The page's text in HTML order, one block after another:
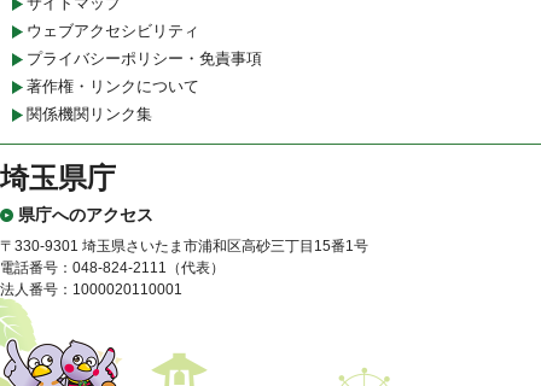
ウェブアクセシビリティ
プライバシーポリシー・免責事項
著作権・リンクについて
関係機関リンク集
埼玉県庁
県庁へのアクセス
〒330-9301 埼玉県さいたま市浦和区高砂三丁目15番1号
電話番号：048-824-2111（代表）
法人番号：1000020110001